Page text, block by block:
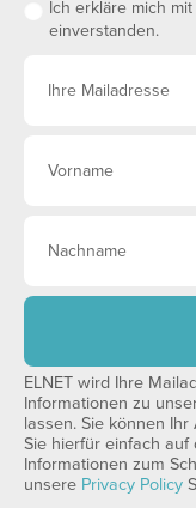
Ich erkläre mich
einverstanden.
ELNET wird Ihre
Informationen zu
lassen. Sie können
Sie hierfür einfach auf
Informationen zum
unsere Privacy Policy